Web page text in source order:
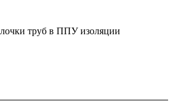
труб в ППУ изоляции